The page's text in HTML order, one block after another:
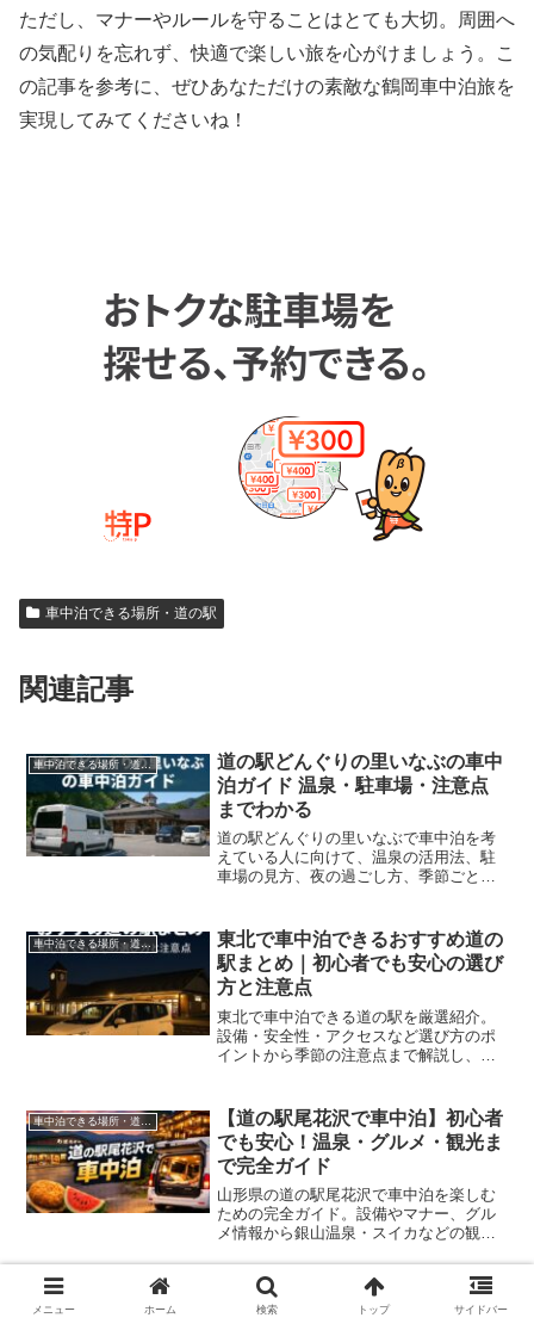
ただし、マナーやルールを守ることはとても大切。周囲へ
の気配りを忘れず、快適で楽しい旅を心がけましょう。こ
の記事を参考に、ぜひあなただけの素敵な鶴岡車中泊旅を
実現してみてくださいね！
車中泊できる場所・道の駅
関連記事
車中泊できる場所・道の駅
道の駅どんぐりの里いなぶの車中
泊ガイド 温泉・駐車場・注意点
までわかる
道の駅どんぐりの里いなぶで車中泊を考
えている人に向けて、温泉の活用法、駐
車場の見方、夜の過ごし方、季節ごとの
車中泊できる場所・道の駅
東北で車中泊できるおすすめ道の
駅まとめ｜初心者でも安心の選び
方と注意点
東北で車中泊できる道の駅を厳選紹介。
設備・安全性・アクセスなど選び方のポ
イントから季節の注意点まで解説し、初
【道の駅尾花沢で車中泊】初心者
でも安心！温泉・グルメ・観光ま
で完全ガイド
山形県の道の駅尾花沢で車中泊を楽しむ
ための完全ガイド。設備やマナー、グル
メ情報から銀山温泉・スイカなどの観光
します。
【道の駅 白鳥で車中泊は安
全？】温泉・アクセス・白鳥IC周
メニュー ホーム 検索 トップ サイドバー